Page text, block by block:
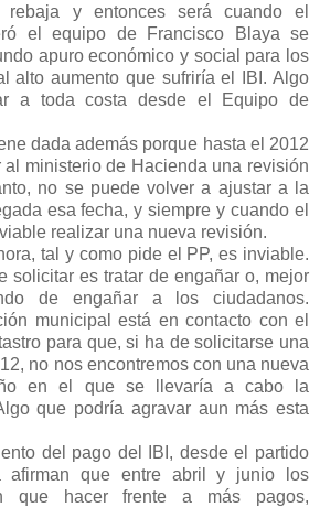
rebaja y entonces será cuando el
el equipo de Francisco Blaya se
apuro económico y social para los
alto aumento que sufriría el IBI. Algo
a toda costa desde el Equipo de
dada además porque hasta el 2012
ministerio de Hacienda una revisión
no se puede volver a ajustar a la
esa fecha, y siempre y cuando el
realizar una nueva revisión.
tal y como pide el PP, es inviable.
solicitar es tratar de engañar o, mejor
de engañar a los ciudadanos.
municipal está en contacto con el
para que, si ha de solicitarse una
no nos encontremos con una nueva
en el que se llevaría a cabo la
que podría agravar aun más esta
del pago del IBI, desde el partido
afirman que entre abril y junio los
que hacer frente a más pagos,